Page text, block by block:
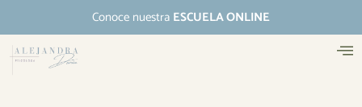
Conoce nuestra ESCUELA ONLINE